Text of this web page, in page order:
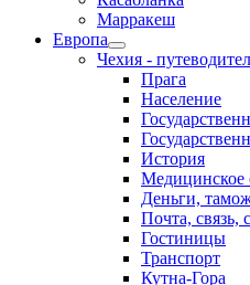
Марракеш
Европа
Чехия -
Прага
Население
История
Медицинское
Деньги,
Почта, связь,
Гостиницы
Транспорт
Кутна-Гора